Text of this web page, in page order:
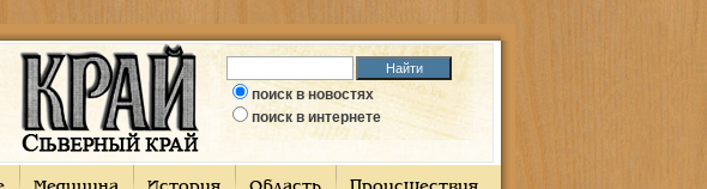
поиск в новостях
поиск в интернете